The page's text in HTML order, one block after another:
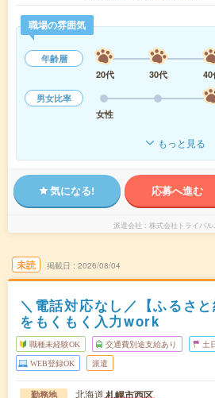
職場の雰囲気
年齢層
20代
30代 40
男女比率
女性
もっと見る
気になる! 応募へ進む
派遣会社 株式会社トライバル
未読 掲載日 2026/08/04
＼電話対応なし／【ふるさ
をもくもく入力work
職種未経験OK 交通費別途支給あり 土
WEB登録OK 派遣
勤務地 北海道札幌市西区